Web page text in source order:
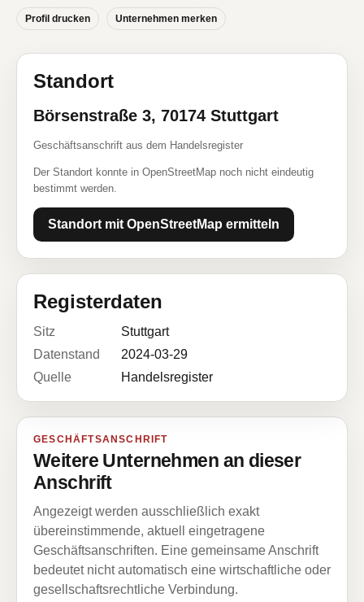
Profil drucken Unternehmen merken
Standort
Börsenstraße 3, 70174 Stuttgart
Geschäftsanschrift aus dem Handelsregister
Der Standort konnte in OpenStreetMap noch nicht eindeutig
bestimmt werden.
Standort mit OpenStreetMap ermitteln
Registerdaten
Sitz
Stuttgart
Datenstand
2024-03-29
Quelle
Handelsregister
GESCHÄFTSANSCHRIFT
Weitere Unternehmen an dieser
Anschrift
Angezeigt werden ausschließlich exakt
übereinstimmende, aktuell eingetragene
Geschäftsanschriften. Eine gemeinsame Anschrift
bedeutet nicht automatisch eine wirtschaftliche oder
gesellschaftsrechtliche Verbindung.